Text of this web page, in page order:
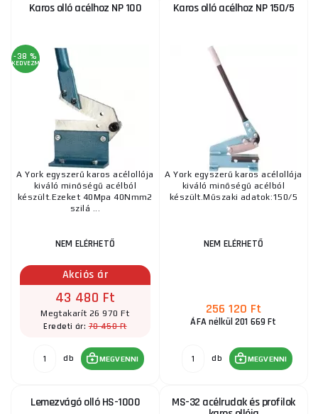
Karos olló acélhoz NP 100
-38 %
KEDVEZMÉNY
A York egyszerű karos acélollója
kiváló minőségű acélból
készült.Ezeket 40Mpa 40Nmm2
szilá ...
NEM ELÉRHETŐ
Akciós ár
43 480 Ft
Megtakarít 26 970 Ft
Eredeti ár:70 450 Ft
db MEGVENNI
Karos olló acélhoz NP 150/5
A York egyszerű karos acélollója
kiváló minőségű acélból
készült.Műszaki adatok:150/5
NEM ELÉRHETŐ
256 120 Ft
ÁFA nélkül 201 669 Ft
db MEGVENNI
Lemezvágó olló HS-1000 MS-32 acélrudak és profilok